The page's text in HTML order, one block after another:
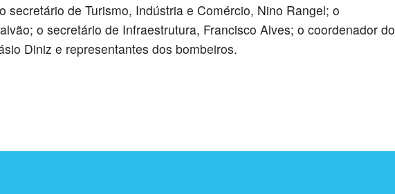
secretário de Turismo, Indústria e Comércio, Nino Rangel; o
o secretário de Infraestrutura, Francisco Alves; o coordenador do
Diniz e representantes dos bombeiros.